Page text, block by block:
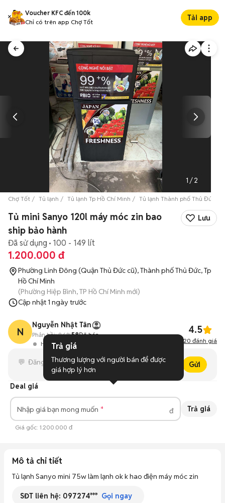
Voucher KFC đến 100k
Chỉ có trên app Chợ Tốt
Tải app
1 /2
Chợ Tốt Tủ lạnh Tủ lạnh Tp Hồ Chí Minh Tủ lạnh Thành phố Thủ Đức
Tủ mini Sanyo 120l máy móc zin bao
ship bảo hành
Lưu
Đã sử dụng 100 - 149 lít
1.200.000 đ
Phường Linh Đông (Quận Thủ Đức cũ), Thành phố Thủ Đức, Tp
Hồ Chí Minh
(Phường Hiệp Bình, TP Hồ Chí Minh mới)
Cập nhật1 ngày trước
N
Nguyễn Nhật Tân
Hoạt động 7 giờ trước
Phản hồi: 86%58Đã bán 4.5
20 đánh giá
Gửi
Deal giá
Nhập giá bạn mong muốn đ Trả giá
Giá gốc: 1.200.000 đ
Mô tả chi tiết
Tủ lạnh Sanyo mini 75w làm lạnh ok k hao điện máy móc zin
SĐT liên hệ: 097274*** Gọi ngay
Trả giá
Thương lượng với người bán để được
giá hợp lý hơn